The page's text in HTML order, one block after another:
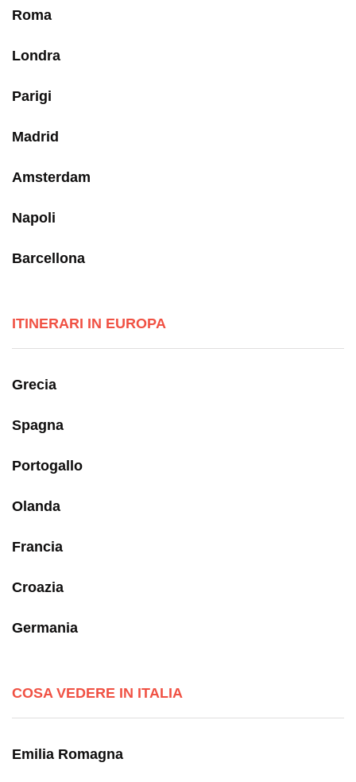
Roma
Londra
Parigi
Madrid
Amsterdam
Napoli
Barcellona
ITINERARI IN EUROPA
Grecia
Spagna
Portogallo
Olanda
Francia
Croazia
Germania
COSA VEDERE IN ITALIA
Emilia Romagna